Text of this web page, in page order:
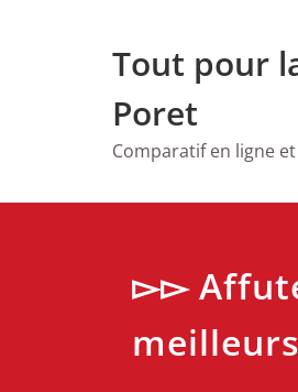
Tout pour
Poret
Comparatif en ligne
▻▻